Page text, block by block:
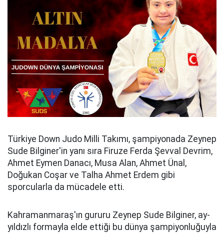
Türkiye Down Judo Milli Takımı, şampiyonada Zeynep
Sude Bilginer'in yanı sıra Firuze Ferda Şevval Devrim,
Ahmet Eymen Danacı, Musa Alan, Ahmet Ünal,
Doğukan Coşar ve Talha Ahmet Erdem gibi
sporcularla da mücadele etti.
Kahramanmaraş'ın gururu Zeynep Sude Bilginer, ay-
yıldızlı formayla elde ettiği bu dünya şampiyonluğuyla